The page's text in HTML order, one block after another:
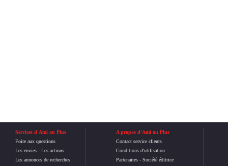
Services d'Ami ou Plus
Foire aux questions
Les envies - Les actions
Les annonces de recherches
A propos d'Ami ou Plus
Contact service clients
Conditions d'utilisation
Partenaires- Société éditrice